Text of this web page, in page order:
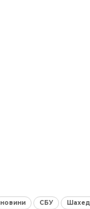
новини СБУ